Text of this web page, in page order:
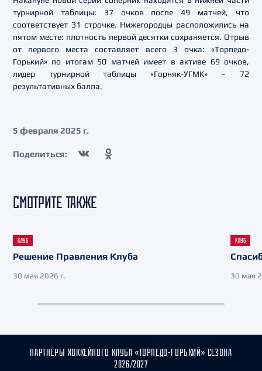
турнирной таблицы: 37 очков после 49 матчей, что
соответствует 31 строчке. Нижегородцы расположились на
пятом месте: плотность первой десятки сохраняется. Отрыв
от первого места составляет всего 3 очка: «Торпедо-
Горький» по итогам 50 матчей имеет в активе 69 очков,
лидер турнирной таблицы «Горняк-УГМК» – 72
результативных балла.
5 февраля 2025 г.
Поделиться:
СМОТРИТЕ ТАКЖЕ
КЛУБ
Решение Правления Клуба
30 мая 2026 г.
КЛУБ
30 мая
ПАРТНЁРЫ ХОККЕЙНОГО КЛУБА «ТОРПЕДО-ГОРЬКИЙ» СЕЗОНА
2026/2027